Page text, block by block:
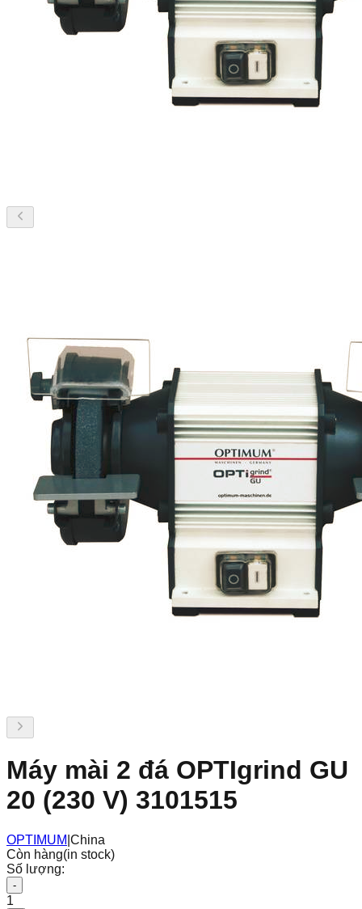
Máy mài 2 đá OPTIgrind GU
20 (230 V) 3101515
OPTIMUM China
Còn hàng(in stock)
Số lượng:
-
1